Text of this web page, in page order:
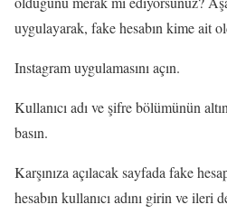
uygulayarak, fake hesabın kime ait
Instagram uygulamasını açın.
Kullanıcı adı ve şifre bölümünün
basın.
Karşınıza açılacak sayfada fake
hesabın kullanıcı adını girin ve ileri